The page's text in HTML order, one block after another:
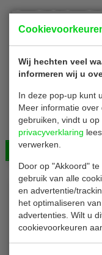
Wij hechten veel
informeren wij u
In deze pop-up kunt
Meer informatie
gebruiken, vindt u op
privacyverklaring
verwerken.
Door op "Akkoord"
gebruik van alle
en advertentie/
het optimaliseren
advertenties. Wilt u
cookievoorkeuren
Cambro FB270
Pizzawarmhoudtas
D26 cm
€ 55,00